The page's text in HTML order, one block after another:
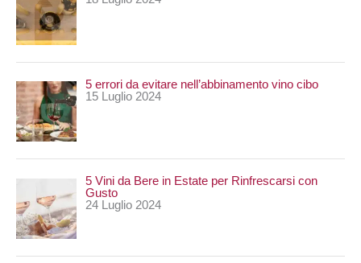
5 errori da evitare nell’abbinamento vino cibo
15 Luglio 2024
5 Vini da Bere in Estate per Rinfrescarsi con
Gusto
24 Luglio 2024